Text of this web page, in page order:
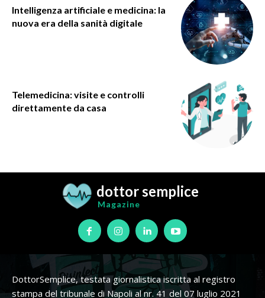
Intelligenza artificiale e medicina: la
nuova era della sanità digitale
Telemedicina: visite e controlli
direttamente da casa
dottor semplice
Magazine
DottorSemplice, testata giornalistica iscritta al registro
stampa del tribunale di Napoli al nr. 41 del 07 luglio 2021